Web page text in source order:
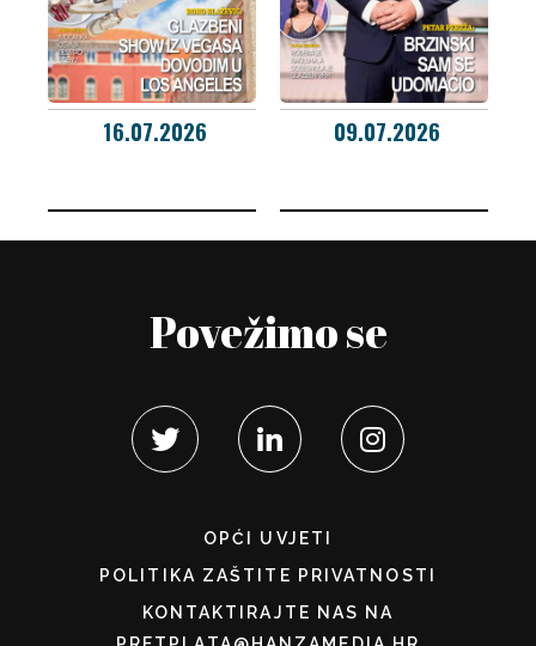
16.07.2026 09.07.2026
Povežimo se
OPĆI UVJETI
POLITIKA ZAŠTITE PRIVATNOSTI
KONTAKTIRAJTE NAS NA